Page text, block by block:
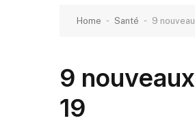
Home - Santé - 9
9
19